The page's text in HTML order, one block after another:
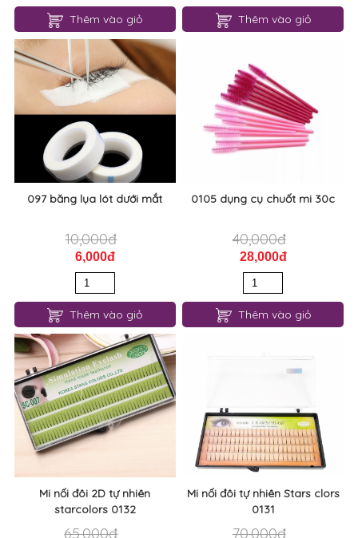
Thêm vào giỏ Thêm vào giỏ
097 băng lụa lót dưới mắt
10,000đ
6,000đ
Thêm vào giỏ
0105 dụng cụ chuốt mi 30c
40,000đ
28,000đ
Thêm vào giỏ
Mi nối đôi 2D tự nhiên
starcolors 0132
65,000đ
Mi nối đôi tự nhiên Stars clors
0131
70,000đ